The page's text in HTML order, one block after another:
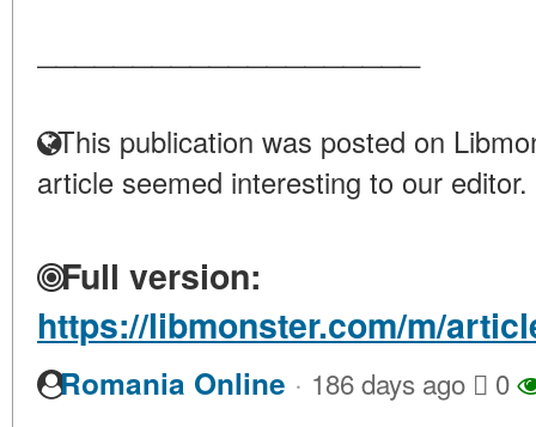
This publication was posted on
article seemed interesting to our editor.
Full version:
https://libmonster.com/m/
Romania Online · 186 days ago 0